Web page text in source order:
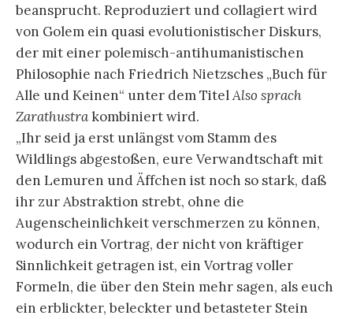
beansprucht. Reproduziert und collagiert wird
von Golem ein quasi evolutionistischer Diskurs,
der mit einer polemisch-antihumanistischen
Philosophie nach Friedrich Nietzsches „Buch für
Alle und Keinen“ unter dem TitelAlso sprach
Zarathustrakombiniert wird.
„Ihr seid ja erst unlängst vom Stamm des
Wildlings abgestoßen, eure Verwandtschaft mit
den Lemuren und Äffchen ist noch so stark, daß
ihr zur Abstraktion strebt, ohne die
Augenscheinlichkeit verschmerzen zu können,
wodurch ein Vortrag, der nicht von kräftiger
Sinnlichkeit getragen ist, ein Vortrag voller
Formeln, die über den Stein mehr sagen, als euch
ein erblickter, beleckter und betasteter Stein